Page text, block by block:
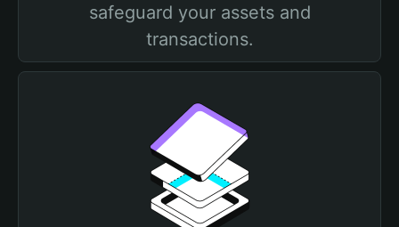
safeguard your assets and
transactions.